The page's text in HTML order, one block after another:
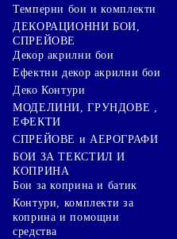
Темперни бои и комплекти
ДЕКОРАЦИОННИ БОИ,
СПРЕЙОВЕ
Декор акрилни бои
Ефектни декор акрилни бои
Деко Контури
МОДЕЛИНИ, ГРУНДОВЕ ,
ЕФЕКТИ
СПРЕЙОВЕ и АЕРОГРАФИ
БОИ ЗА ТЕКСТИЛ И
КОПРИНА
Бои за коприна и батик
Контури, комплекти за
коприна и помощни
средства